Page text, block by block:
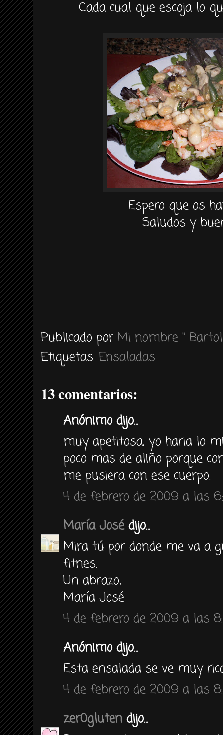
Cada cual que escoja lo
Espero que os
Saludos y
Publicado por Mi nombre "
Etiquetas: Ensaladas
13 comentarios:
Anónimo dijo...
muy apetitosa, yo haria lo
poco mas de aliño porque
me pusiera con ese cuerpo.
4 de febrero de 2009 a las
María Josédijo...
Mira tú por donde me va a
fitnes.
Un abrazo,
María José
4 de febrero de 2009 a las
Anónimo dijo...
Esta ensalada se ve muy
4 de febrero de 2009 a las
zer0gluten dijo...